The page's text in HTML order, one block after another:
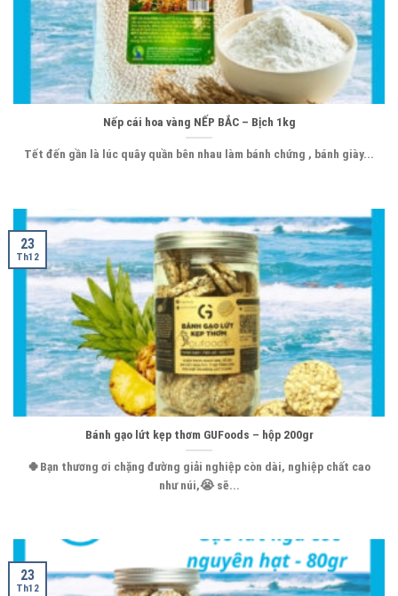
Nếp cái hoa vàng NẾP BẮC – Bịch 1kg
Tết đến gần là lúc quây quần bên nhau làm bánh chứng , bánh giày...
Bánh gạo lứt kẹp thơm GUFoods – hộp 200gr
🍀Bạn thương ơi chặng đường giải nghiệp còn dài, nghiệp chất cao
như núi,😭 sẽ...
23
Th12
23
Th12